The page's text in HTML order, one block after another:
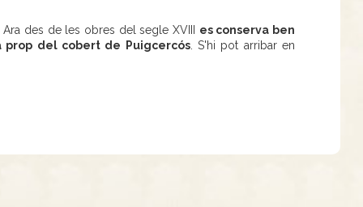
des de les obres del segle XVIII es conserva ben
prop del cobert de Puigcercós. S'hi pot arribar en